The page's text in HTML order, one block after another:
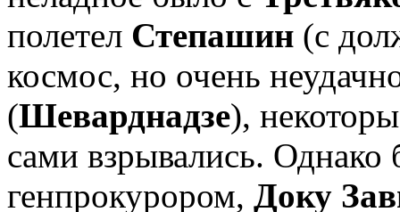
полетел Степашин (с
космос, но очень
(Шеварднадзе),
сами взрывались.
генпрокурором, Доку